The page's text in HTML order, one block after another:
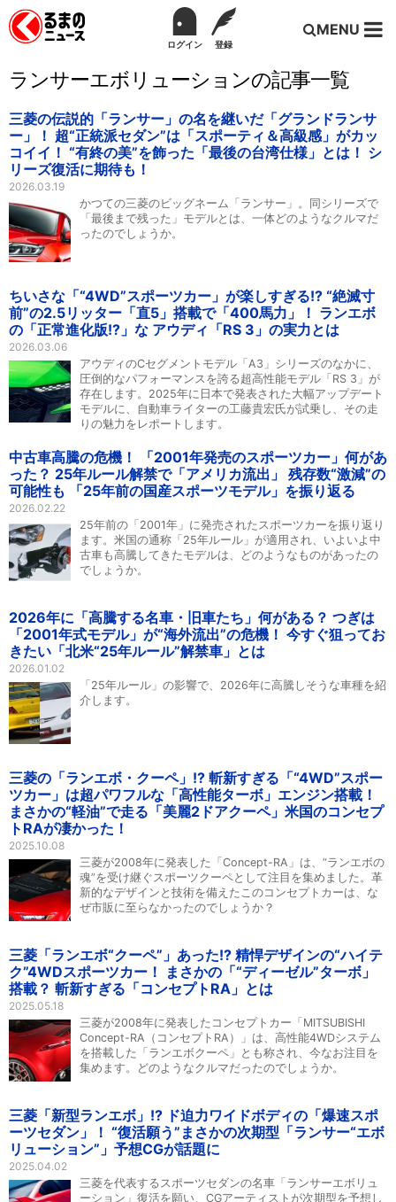
ログイン 登録
MENU
ランサーエボリューションの記事一覧
三菱の伝説的「ランサー」の名を継いだ「グランドランサ
ー」！ 超“正統派セダン”は「スポーティ＆高級感」がカッ
コイイ！ “有終の美”を飾った「最後の台湾仕様」とは！ シ
リーズ復活に期待も！
2026.03.19
かつての三菱のビッグネーム「ランサー」。同シリーズで
「最後まで残った」モデルとは、一体どのようなクルマだ
ったのでしょうか。
ちいさな「“4WD”スポーツカー」が楽しすぎる!? “絶滅寸
前”の2.5リッター「直5」搭載で「400馬力」！ ランエボ
の「正常進化版!?」な アウディ「RS 3」の実力とは
2026.03.06
アウディのCセグメントモデル「A3」シリーズのなかに、
圧倒的なパフォーマンスを誇る超高性能モデル「RS 3」が
存在します。2025年に日本で発表された大幅アップデート
モデルに、自動車ライターの工藤貴宏氏が試乗し、その走
りの魅力をレポートします。
中古車高騰の危機！ 「2001年発売のスポーツカー」何があ
った？ 25年ルール解禁で「アメリカ流出」 残存数“激減”の
可能性も 「25年前の国産スポーツモデル」を振り返る
2026.02.22
25年前の「2001年」に発売されたスポーツカーを振り返り
ます。米国の通称「25年ルール」が適用され、いよいよ中
古車も高騰してきたモデルは、どのようなものがあったの
でしょうか。
2026年に「高騰する名車・旧車たち」何がある？ つぎは
「2001年式モデル」が“海外流出”の危機！ 今すぐ狙ってお
きたい「北米“25年ルール”解禁車」とは
2026.01.02
「25年ルール」の影響で、2026年に高騰しそうな車種を紹
介します。
三菱の「ランエボ・クーペ」!? 斬新すぎる「“4WD”スポー
ツカー」は超パワフルな「高性能ターボ」エンジン搭載！
まさかの“軽油”で走る「美麗2ドアクーペ」米国のコンセプ
トRAが凄かった！
2025.10.08
三菱が2008年に発表した「Concept-RA」は、“ランエボの
魂”を受け継ぐスポーツクーペとして注目を集めました。革
新的なデザインと技術を備えたこのコンセプトカーは、な
ぜ市販に至らなかったのでしょうか？
三菱「ランエボ“クーペ”」あった!? 精悍デザインの“ハイテ
ク”4WDスポーツカー！ まさかの「“ディーゼル”ターボ」
搭載？ 斬新すぎる「コンセプトRA」とは
2025.05.18
三菱が2008年に発表したコンセプトカー「MITSUBISHI
Concept-RA（コンセプトRA）」は、高性能4WDシステム
を搭載した「ランエボクーペ」とも称され、今なお注目を
集めます。どのようなクルマだったのでしょうか。
三菱「新型ランエボ」!? ド迫力ワイドボディの「爆速スポ
ーツセダン」！ “復活願う”まさかの次期型「ランサー“エボ
リューション”」予想CGが話題に
2025.04.02
三菱を代表するスポーツセダンの名車「ランサーエボリュ
ーション」復活を願い、CGアーティストが次期型を予想し